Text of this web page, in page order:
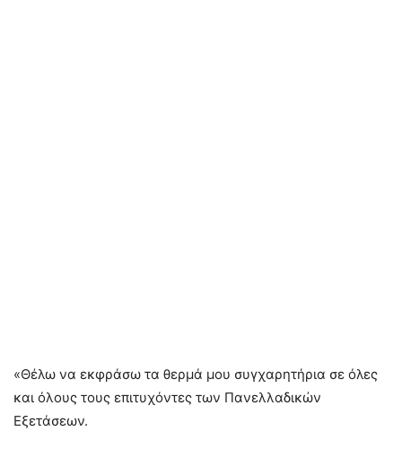
«Θέλω να εκφράσω τα θερμά μου συγχαρητήρια σε όλες
και όλους τους επιτυχόντες των Πανελλαδικών
Εξετάσεων.